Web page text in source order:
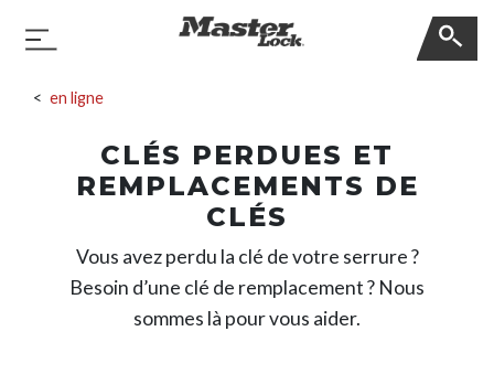
Basculer la navigation
en ligne
CLÉS PERDUES ET
REMPLACEMENTS DE
CLÉS
Vous avez perdu la clé de votre serrure ?
Besoin d’une clé de remplacement ? Nous
sommes là pour vous aider.